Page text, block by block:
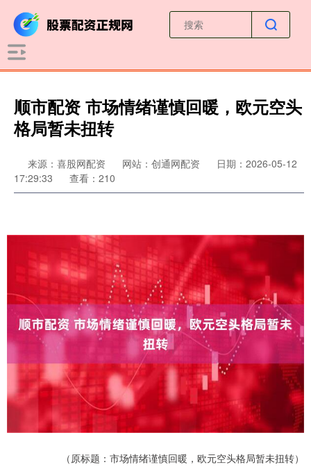
顺市配资 市场情绪谨慎回暖，欧元空头
格局暂未扭转
来源：喜股网配资 网站：创通网配资
日期：2026-05-12
17:29:33
查看：210
（原标题：市场情绪谨慎回暖，欧元空头格局暂未扭转）